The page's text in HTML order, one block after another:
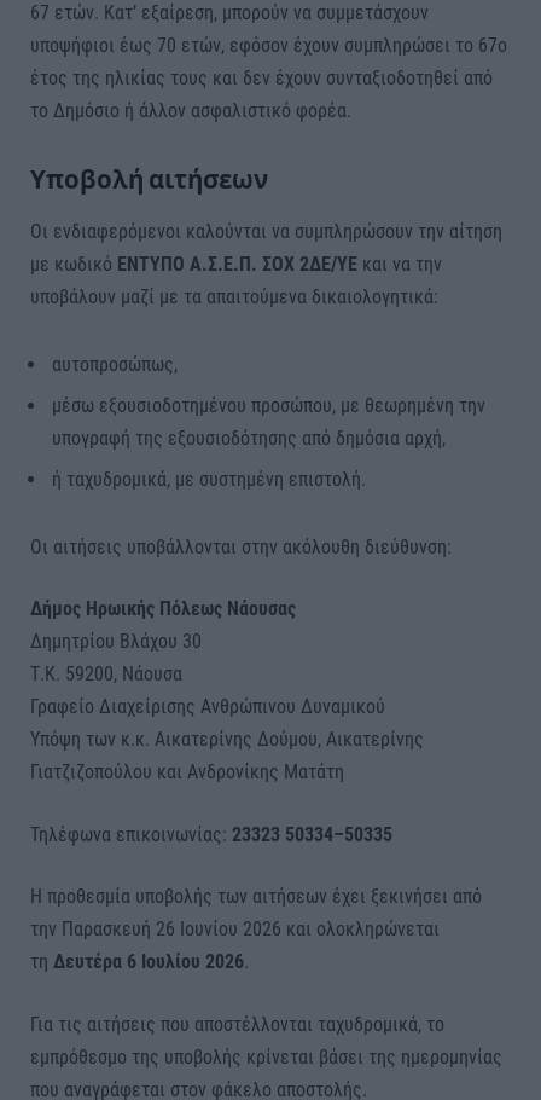
67 ετών. Κατ’ εξαίρεση, μπορούν να συμμετάσχουν
υποψήφιοι έως 70 ετών, εφόσον έχουν συμπληρώσει το 67ο
έτος της ηλικίας τους και δεν έχουν συνταξιοδοτηθεί από
το Δημόσιο ή άλλον ασφαλιστικό φορέα.
Υποβολή αιτήσεων
Οι ενδιαφερόμενοι καλούνται να συμπληρώσουν την αίτηση
με κωδικό ΕΝΤΥΠΟ Α.Σ.Ε.Π. ΣΟΧ 2ΔΕ/ΥΕ και να την
υποβάλουν μαζί με τα απαιτούμενα δικαιολογητικά:
αυτοπροσώπως,
μέσω εξουσιοδοτημένου προσώπου, με θεωρημένη την
υπογραφή της εξουσιοδότησης από δημόσια αρχή,
ή ταχυδρομικά, με συστημένη επιστολή.
Οι αιτήσεις υποβάλλονται στην ακόλουθη διεύθυνση:
Δήμος Ηρωικής Πόλεως Νάουσας
Δημητρίου Βλάχου 30
Τ.Κ. 59200, Νάουσα
Γραφείο Διαχείρισης Ανθρώπινου Δυναμικού
Υπόψη των κ.κ. Αικατερίνης Δούμου, Αικατερίνης
Γιατζιζοπούλου και Ανδρονίκης Ματάτη
Τηλέφωνα επικοινωνίας: 23323 50334–50335
Η προθεσμία υποβολής των αιτήσεων έχει ξεκινήσει από
την Παρασκευή 26 Ιουνίου 2026 και ολοκληρώνεται
τη Δευτέρα 6 Ιουλίου 2026.
Για τις αιτήσεις που αποστέλλονται ταχυδρομικά, το
εμπρόθεσμο της υποβολής κρίνεται βάσει της ημερομηνίας
που αναγράφεται στον φάκελο αποστολής.